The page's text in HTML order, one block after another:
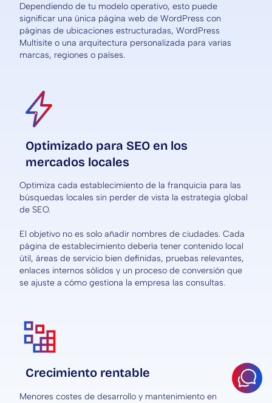
Dependiendo de tu modelo operativo, esto puede
significar una única página web de WordPress con
páginas de ubicaciones estructuradas, WordPress
Multisite o una arquitectura personalizada para varias
marcas, regiones o países.
Optimizado para SEO en los
mercados locales
Optimiza cada establecimiento de la franquicia para las
búsquedas locales sin perder de vista la estrategia global
de SEO.
El objetivo no es solo añadir nombres de ciudades. Cada
página de establecimiento debería tener contenido local
útil, áreas de servicio bien definidas, pruebas relevantes,
enlaces internos sólidos y un proceso de conversión que
se ajuste a cómo gestiona la empresa las consultas.
Crecimiento rentable
Menores costes de desarrollo y mantenimiento en